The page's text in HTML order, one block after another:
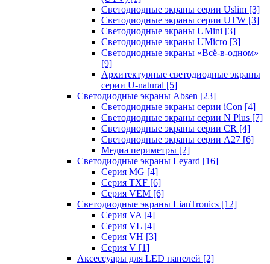
Светодиодные экраны серии Uslim [3]
Светодиодные экраны серии UTW [3]
Светодиодные экраны UMini [3]
Светодиодные экраны UMicro [3]
Светодиодные экраны «Всё-в-одном»
[9]
Архитектурные светодиодные экраны
серии U-natural [5]
Светодиодные экраны Absen [23]
Светодиодные экраны серии iCon [4]
Светодиодные экраны серии N Plus [7]
Светодиодные экраны серии CR [4]
Светодиодные экраны серии А27 [6]
Медиа периметры [2]
Светодиодные экраны Leyard [16]
Серия MG [4]
Серия TXF [6]
Серия VEM [6]
Светодиодные экраны LianTronics [12]
Серия VA [4]
Серия VL [4]
Серия VH [3]
Серия V [1]
Аксессуары для LED панелей [2]